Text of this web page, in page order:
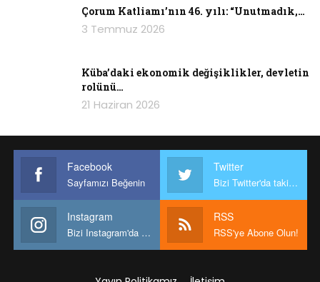
Çorum Katliamı’nın 46. yılı: “Unutmadık,…
3 Temmuz 2026
Küba’daki ekonomik değişiklikler, devletin
rolünü…
21 Haziran 2026
Facebook
Sayfamızı Beğenin
Twitter
Bizi Twitter'da takip edin
Instagram
Bizi Instagram'da takip edin
RSS
RSS'ye Abone Olun!